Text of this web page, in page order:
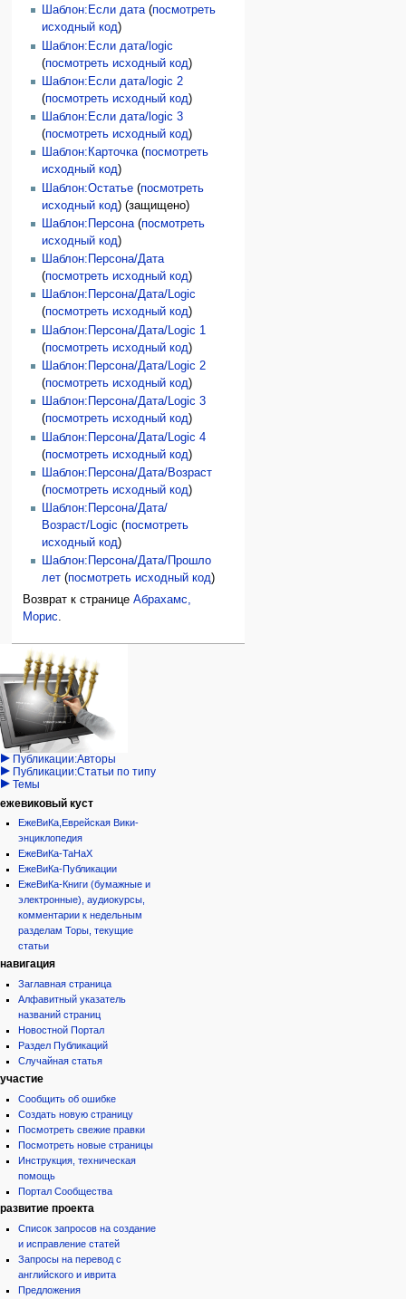
Шаблон:Если дата(посмотреть
исходный код)
Шаблон:Если дата/logic
(посмотреть исходный код)
Шаблон:Если дата/logic 2
(посмотреть исходный код)
Шаблон:Если дата/logic 3
(посмотреть исходный код)
Шаблон:Карточка(посмотреть
исходный код)
Шаблон:Остатье(посмотреть
исходный код) (защищено)
Шаблон:Персона(посмотреть
исходный код)
Шаблон:Персона/Дата
(посмотреть исходный код)
Шаблон:Персона/Дата/Logic
(посмотреть исходный код)
Шаблон:Персона/Дата/Logic 1
(посмотреть исходный код)
Шаблон:Персона/Дата/Logic 2
(посмотреть исходный код)
Шаблон:Персона/Дата/Logic 3
(посмотреть исходный код)
Шаблон:Персона/Дата/Logic 4
(посмотреть исходный код)
Шаблон:Персона/Дата/Возраст
(посмотреть исходный код)
Шаблон:Персона/Дата/
Возраст/Logic (посмотреть
исходный код)
Шаблон:Персона/Дата/Прошло
лет(посмотреть исходный код)
Возврат к страницеАбрахамс,
Морис.
Навигация
персональные инструменты
войти
запрос
учётной
записи
категории
Израиль:Страна и
государство
Иудаизм
Народ
Проекты
Проекты/Участники/
дополнения
Публикации:Авторы
Публикации:Статьи по типу
Темы
ежевиковый куст
ЕжеВиКа,Еврейская Вики-
энциклопедия
ЕжеВиКа-ТаНаХ
ЕжеВиКа-Публикации
ЕжеВиКа-Книги (бумажные и
электронные), аудиокурсы,
комментарии к недельным
разделам Торы, текущие
статьи
навигация
Заглавная страница
Алфавитный указатель
названий страниц
Новостной Портал
Раздел Публикаций
Случайная статья
участие
Сообщить об ошибке
Создать новую страницу
Посмотреть свежие правки
Посмотреть новые страницы
Инструкция, техническая
помощь
Портал Сообщества
развитие проекта
Список запросов на создание
и исправление статей
Запросы на перевод с
английского и иврита
Предложения